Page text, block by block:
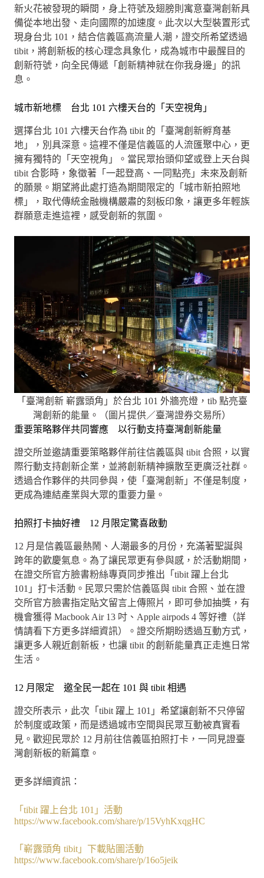
新火花被發現的瞬間，身上符號及翅膀則寓意臺灣創新具
備從本地出發、走向國際的加速度。此次以大型裝置形式
現身台北 101，結合信義區高流量人潮，證交所希望透過
tibit，將創新板的核心理念具象化，成為城市中最醒目的
創新符號，向全民傳遞「創新精神就在你我身邊」的訊
息。
城市新地標 台北 101 六樓天台的「天空視角」
選擇台北 101 六樓天台作為 tibit 的「臺灣創新孵育基
地」，別具深意。這裡不僅是信義區的人流匯聚中心，更
擁有獨特的「天空視角」。當民眾抬頭仰望或登上天台與
tibit 合影時，象徵著「一起登高、一同點亮」未來及創新
的願景。期望將此處打造為期間限定的「城市新拍照地
標」，取代傳統金融機構嚴肅的刻板印象，讓更多年輕族
群願意走進這裡，感受創新的氛圍。
「臺灣創新 嶄露頭角」於台北 101 外牆亮燈，tib 點亮臺
灣創新的能量。（圖片提供／臺灣證券交易所）
重要策略夥伴共同響應 以行動支持臺灣創新能量
證交所並邀請重要策略夥伴前往信義區與 tibit 合照，以實
際行動支持創新企業，並將創新精神擴散至更廣泛社群。
透過合作夥伴的共同參與，使「臺灣創新」不僅是制度，
更成為連結產業與大眾的重要力量。
拍照打卡抽好禮 12 月限定驚喜啟動
12 月是信義區最熱鬧、人潮最多的月份，充滿著聖誕與
跨年的歡慶氣息。為了讓民眾更有參與感，於活動期間，
在證交所官方臉書粉絲專頁同步推出「tibit 躍上台北
101」打卡活動。民眾只需於信義區與 tibit 合照、並在證
交所官方臉書指定貼文留言上傳照片，即可參加抽獎，有
機會獲得 Macbook Air 13 吋、Apple airpods 4 等好禮（詳
情請看下方更多詳細資訊）。證交所期盼透過互動方式，
讓更多人親近創新板，也讓 tibit 的創新能量真正走進日常
生活。
12 月限定 邀全民一起在 101 與 tibit 相遇
證交所表示，此次「tibit 躍上 101」希望讓創新不只停留
於制度或政策，而是透過城市空間與民眾互動被真實看
見。歡迎民眾於 12 月前往信義區拍照打卡，一同見證臺
灣創新板的新篇章。
更多詳細資訊：
「tibit 躍上台北 101」活動
https://www.facebook.com/share/p/15VyhKxqgHC
「嶄露頭角 tibit」下載貼圖活動
https://www.facebook.com/share/p/16o5jeik